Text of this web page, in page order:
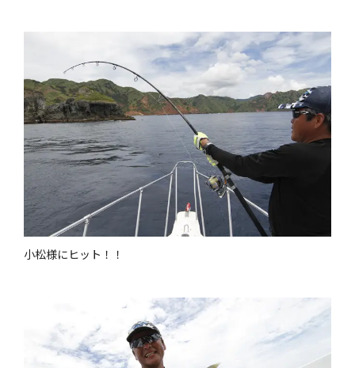
小松様にヒット！！